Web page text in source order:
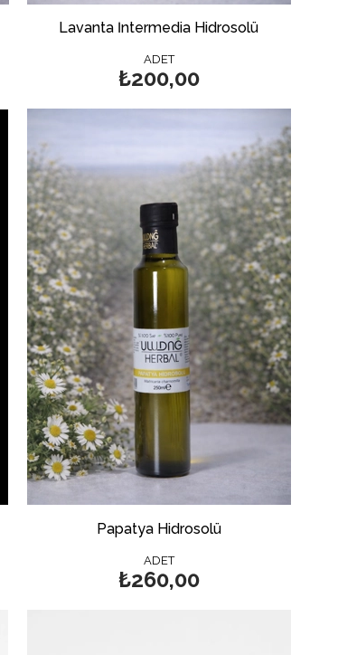
Lavanta İntermedia Hidrosolü
ADET
₺200,00
Papatya Hidrosolü
ADET
₺260,00